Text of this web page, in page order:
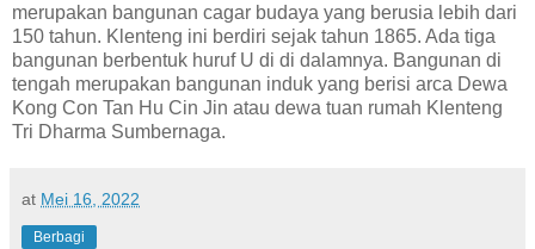
merupakan bangunan cagar budaya yang berusia lebih dari
150 tahun. Klenteng ini berdiri sejak tahun 1865. Ada tiga
bangunan berbentuk huruf U di di dalamnya. Bangunan di
tengah merupakan bangunan induk yang berisi arca Dewa
Kong Con Tan Hu Cin Jin atau dewa tuan rumah Klenteng
Tri Dharma Sumbernaga.
at Mei 16, 2022
Berbagi